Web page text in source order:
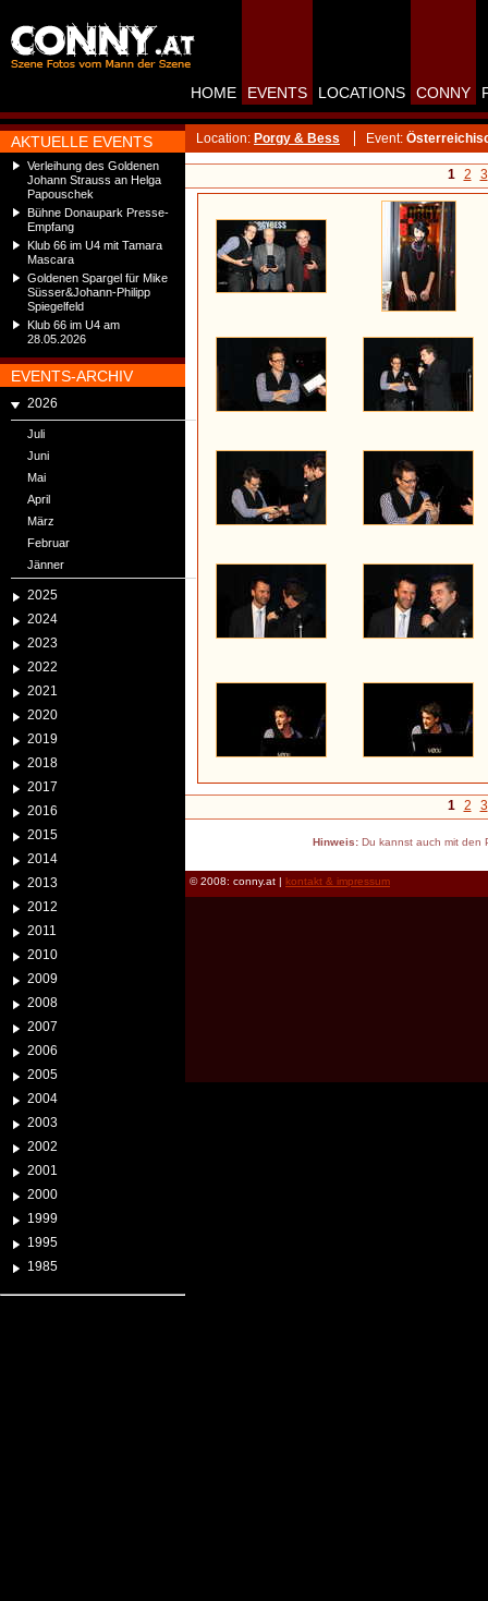
AKTUELLE EVENTS
Verleihung des Goldenen
Johann Strauss an Helga
Papouschek
Bühne Donaupark Presse-
Empfang
Klub 66 im U4 mit Tamara
Mascara
Goldenen Spargel für Mike
Süsser&Johann-Philipp
Spiegelfeld
Klub 66 im U4 am
28.05.2026
EVENTS-ARCHIV
2026
Juli
Juni
Mai
April
März
Februar
Jänner
2025
2024
2023
2022
2021
2020
2019
2018
2017
2016
2015
2014
2013
2012
2011
2010
2009
2008
2007
2006
2005
2004
2003
2002
2001
2000
1999
1995
1985
HOME EVENTS LOCATIONS CONNY
Location: Porgy & Bess Event:
1 2 3
1 2 3
Hinweis:Du kannst auch mit den
© 2008: conny.at | kontakt & impressum